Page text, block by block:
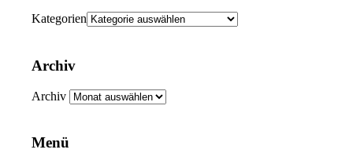
Kategorien
Archiv
Archiv
Menü